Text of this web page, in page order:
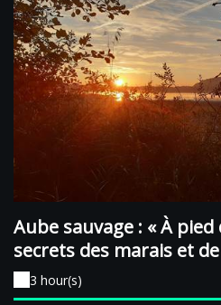
Aube sauvage : « À
secrets des marais et
3 hour(s)